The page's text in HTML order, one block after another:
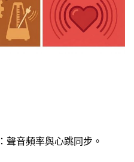
：聲音頻率與心跳同步。